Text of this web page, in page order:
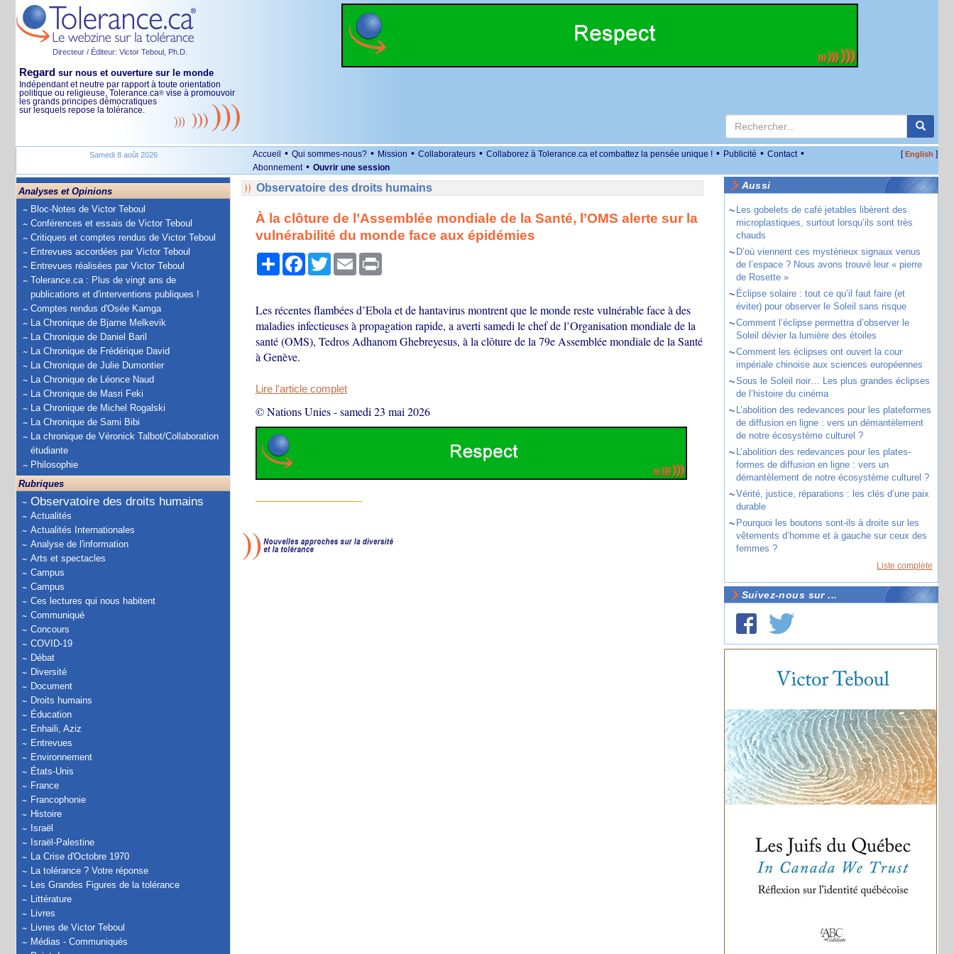
Directeur / Éditeur: Victor Teboul, Ph.D.
Regard sur nous et ouverture sur le monde
Indépendant et neutre par rapport à toute orientation
politique ou religieuse, Tolerance.ca® vise à promouvoir
les grands principes démocratiques
sur lesquels repose la tolérance.
Samedi 8 août 2026 Accueil • Qui sommes-nous? • Mission • Collaborateurs • Collaborez à Tolerance.ca et combattez la pensée unique ! • Publicité • Contact •
Abonnement • Ouvrir une session
[English ]
Analyses et Opinions
Bloc-Notes de Victor Teboul
Conférences et essais de Victor Teboul
Critiques et comptes rendus de Victor Teboul
Entrevues accordées par Victor Teboul
Entrevues réalisées par Victor Teboul
Tolerance.ca : Plus de vingt ans de
publications et d'interventions publiques !
Comptes rendus d'Osée Kamga
La Chronique de Bjarne Melkevik
La Chronique de Daniel Baril
La Chronique de Frédérique David
La Chronique de Julie Dumontier
La Chronique de Léonce Naud
La Chronique de Masri Feki
La Chronique de Michel Rogalski
La Chronique de Sami Bibi
La chronique de Véronick Talbot/Collaboration
étudiante
Philosophie
Rubriques
Observatoire des droits humains
Actualités
Actualités Internationales
Analyse de l'information
Arts et spectacles
Campus
Campus
Ces lectures qui nous habitent
Communiqué
Concours
COVID-19
Débat
Diversité
Document
Droits humains
Éducation
Enhaili, Aziz
Entrevues
Environnement
États-Unis
France
Francophonie
Histoire
Israël
Israël-Palestine
La Crise d'Octobre 1970
La tolérance ? Votre réponse
Les Grandes Figures de la tolérance
Littérature
Livres
Livres de Victor Teboul
Médias - Communiqués
Observatoire des droits humains
À la clôture de l’Assemblée mondiale de la Santé, l’OMS alerte sur la
vulnérabilité du monde face aux épidémies
PartagerFacebook
TwitterEmail Print
Les récentes flambées d’Ebola et de hantavirus montrent que le monde reste vulnérable face à des
maladies infectieuses à propagation rapide, a averti samedi le chef de l’Organisation mondiale de la
santé (OMS), Tedros Adhanom Ghebreyesus, à la clôture de la 79e Assemblée mondiale de la Santé
à Genève.
Lire l'article complet
© Nations Unies-samedi 23 mai 2026
Aussi
~ Les gobelets de café jetables libèrent des
microplastiques, surtout lorsqu’ils sont très
chauds
~ D’où viennent ces mystérieux signaux venus
de l’espace ? Nous avons trouvé leur « pierre
de Rosette »
~ Éclipse solaire : tout ce qu’il faut faire (et
éviter) pour observer le Soleil sans risque
~Comment l’éclipse permettra d’observer le
Soleil dévier la lumière des étoiles
~Comment les éclipses ont ouvert la cour
impériale chinoise aux sciences européennes
~Sous le Soleil noir… Les plus grandes éclipses
de l’histoire du cinéma
~ L’abolition des redevances pour les plateformes
de diffusion en ligne : vers un démantèlement
de notre écosystème culturel ?
~ L’abolition des redevances pour les plates-
formes de diffusion en ligne : vers un
démantèlement de notre écosystème culturel ?
~Vérité, justice, réparations : les clés d’une paix
durable
~ Pourquoi les boutons sont-ils à droite sur les
vêtements d’homme et à gauche sur ceux des
femmes ?
Liste complète
Suivez-nous sur ...